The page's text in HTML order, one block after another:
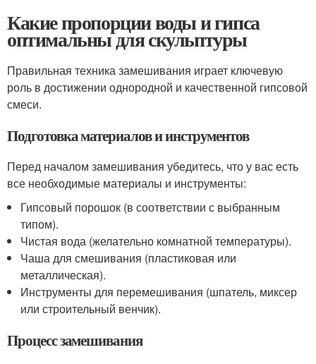
Какие пропорции воды и гипса
оптимальны для скульптуры
Правильная техника замешивания играет ключевую
роль в достижении однородной и качественной гипсовой
смеси.
Подготовка материалов и инструментов
Перед началом замешивания убедитесь, что у вас есть
все необходимые материалы и инструменты:
Гипсовый порошок (в соответствии с выбранным
типом).
Чистая вода (желательно комнатной температуры).
Чаша для смешивания (пластиковая или
металлическая).
Инструменты для перемешивания (шпатель, миксер
или строительный венчик).
Процесс замешивания